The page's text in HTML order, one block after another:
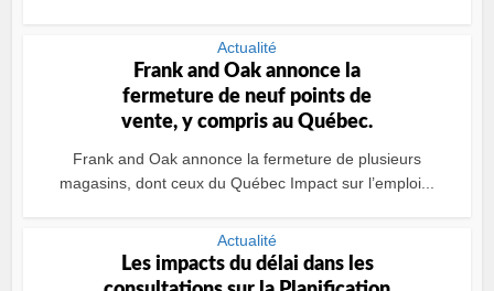
Actualité
Frank and Oak annonce la
fermeture de neuf points de
vente, y compris au Québec.
Frank and Oak annonce la fermeture de plusieurs
magasins, dont ceux du Québec Impact sur l’emploi...
Actualité
Les impacts du délai dans les